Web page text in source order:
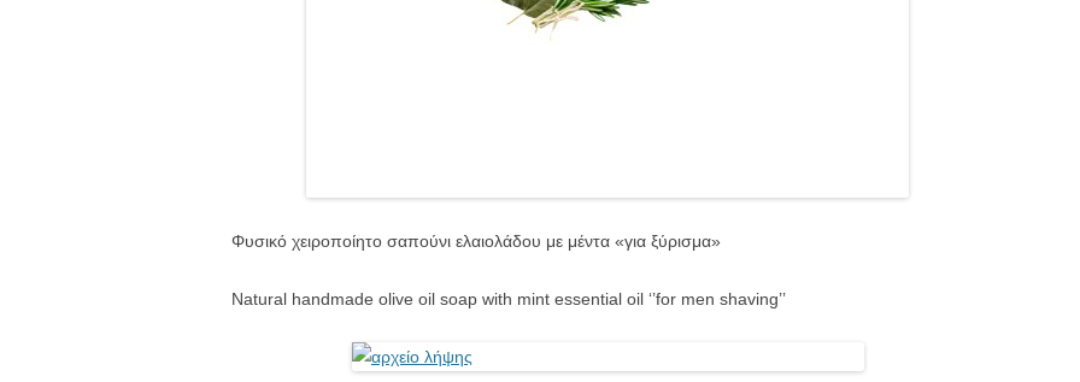
Φυσικό χειροποίητο σαπούνι ελαιολάδου με μέντα «για ξύρισμα»
Natural handmade olive oil soap with mint essential oil ‘’for men shaving’’